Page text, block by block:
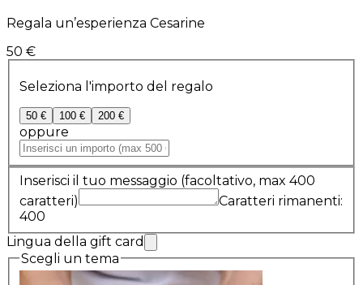
Regala un’esperienza Cesarine
50 €
Seleziona l'importo del regalo
50 € 100 € 200 €
oppure
Inserisci il tuo messaggio (facoltativo, max 400
caratteri)
Caratteri rimanenti:
400
Lingua della gift card
Scegli un tema